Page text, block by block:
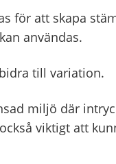
för att skapa
användas.
till variation.
miljö där
viktigt att